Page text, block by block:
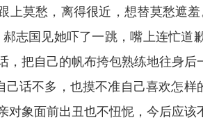
上莫愁，离得很近，想替莫愁遮
郝志国见她吓了一跳，嘴上连忙
，把自己的帆布挎包熟练地往身
己话不多，也摸不准自己喜欢怎
对象面前出丑也不忸怩，今后应